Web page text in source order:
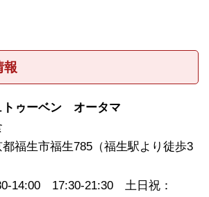
報
トゥーベン オータマ
生市福生785（福生駅より徒歩3
14:00 17:30-21:30 土日祝：